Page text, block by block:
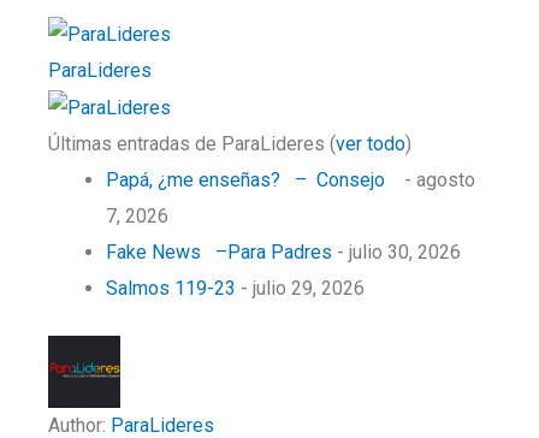
ParaLideres
Últimas entradas de ParaLideres (ver todo)
Papá, ¿me enseñas? – Consejo
- agosto
7, 2026
Fake News –Para Padres - julio 30, 2026
Salmos 119-23 - julio 29, 2026
Author: ParaLideres